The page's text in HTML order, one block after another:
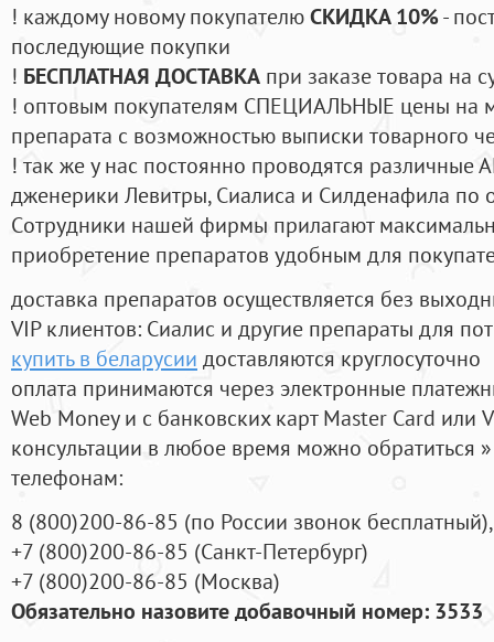
! каждому новому покупателюСКИДКА 10%-
последующие покупки
! БЕСПЛАТНАЯ ДОСТАВКА при заказе товара на
! оптовым покупателям СПЕЦИАЛЬНЫЕ цены на
препарата с возможностью выписки товарного
! так же у нас постоянно проводятся
дженерики Левитры, Сиалиса и Силденафила по
Cотрудники нашей фирмы прилагают
приобретение препаратов удобным для
доставка препаратов осуществляется без
VIP клиентов: Сиалис и другие препараты для
купить в беларусии доставляются круглосуточно
оплата принимаются через электронные
Web Money и с банковских карт Master Card или
консультации в любое время можно обратиться
телефонам:
8 (800)200-86-85 (по России звонок бесплатный),
+7 (800)200-86-85 (Санкт-Петербург)
+7 (800)200-86-85 (Москва)
Обязательно назовите добавочный номер: 3533